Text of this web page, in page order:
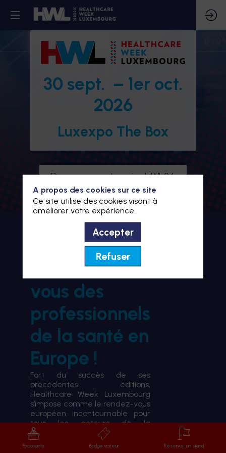
30 sept. – 1er oct.
2026
Luxexpo The Box
Devenez partenaire HWL26
Je m'inscris à HWL26
BIENVENUE À HWL26
le rendez-
vous des
professionnels
de la santé en
Europe !
Fort du succès de ses
précédentes éditions,
Healthcare Week Luxembourg
s’impose comme le rendez-vous
européen incontournable pour
tous les acteurs de la
transformation du système de
santé.
Exposants Badge visiteur Réserver un stand
A propos des cookies sur ce site
Ce site utilise des cookies visant à
améliorer votre expérience.
Accepter
Refuser